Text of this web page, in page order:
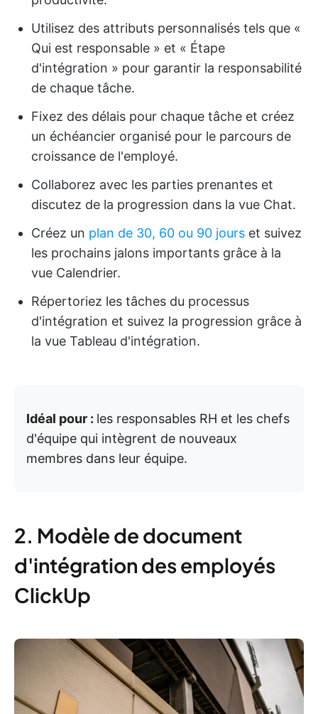
Utilisez des attributs personnalisés tels que «
Qui est responsable » et « Étape
d'intégration » pour garantir la responsabilité
de chaque tâche.
Fixez des délais pour chaque tâche et créez
un échéancier organisé pour le parcours de
croissance de l'employé.
Collaborez avec les parties prenantes et
discutez de la progression dans la vue Chat.
Créez un plan de 30, 60 ou 90 jours et suivez
les prochains jalons importants grâce à la
vue Calendrier.
Répertoriez les tâches du processus
d'intégration et suivez la progression grâce à
la vue Tableau d'intégration.
Idéal pour : les responsables RH et les chefs
d'équipe qui intègrent de nouveaux
membres dans leur équipe.
2. Modèle de document
d'intégration des employés
ClickUp